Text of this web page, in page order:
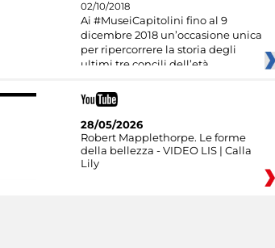
02/10/2018
Ai #MuseiCapitolini fino al 9
dicembre 2018 un’occasione unica
per ripercorrere la storia degli
ultimi tre concili dell’età
28/05/2026
Robert Mapplethorpe. Le forme
della bellezza - VIDEO LIS | Calla
Lily